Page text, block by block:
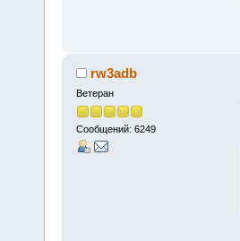
rw3adb
Ветеран
Сообщений: 6249